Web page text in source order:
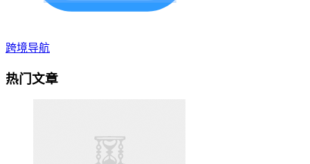
跨境导航
热门文章